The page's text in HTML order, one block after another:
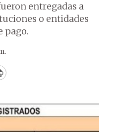
entregadas a
o entidades
pago.